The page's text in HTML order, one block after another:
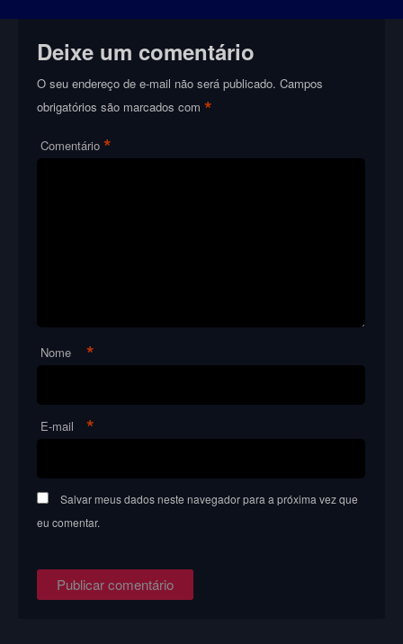
Deixe um comentário
O seu endereço de e-mail não será publicado. Campos
obrigatórios são marcados com*
Comentário *
Nome *
E-mail *
Salvar meus dados neste navegador para a próxima vez que
eu comentar.